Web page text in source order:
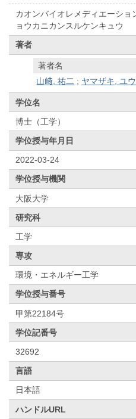
カオンバイオレメディエーシ
ョウカニカンスルケンキュウ
著者
著者名
山﨑, 祐二 ; ヤマザキ, ユ
学位名
博士（工学）
学位授与年月日
2022-03-24
学位授与機関
大阪大学
研究科
工学
専攻
環境・エネルギー工学
学位授与番号
甲第22184号
学位記番号
32692
言語
日本語
ハンドルURL